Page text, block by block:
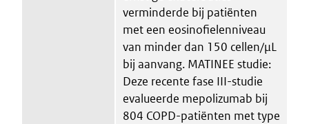
verminderde bij patiënten
met een eosinofielenniveau
van minder dan 150 cellen/µL
bij aanvang. MATINEE studie:
Deze recente fase III-studie
evalueerde mepolizumab bij
804 COPD-patiënten met type